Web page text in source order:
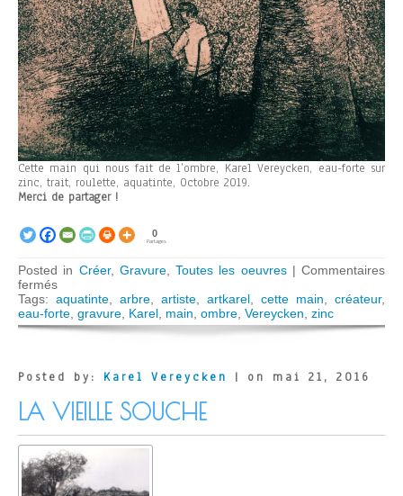
Cette main qui nous fait de l’ombre, Karel Vereycken, eau-forte sur
zinc, trait, roulette, aquatinte, Octobre 2019.
Merci de partager !
0
Partages
Posted in Créer, Gravure, Toutes les oeuvres| Commentaires
ferméssur
Cette
main
mystérieuse
fait
de
l’ombre
Tags: aquatinte arbre artiste artkarel cette main créateur,
eau-forte gravure Karel main ombre Vereycken zinc
Posted by: Karel Vereycken | on mai 21, 2016
LA VIEILLE SOUCHE